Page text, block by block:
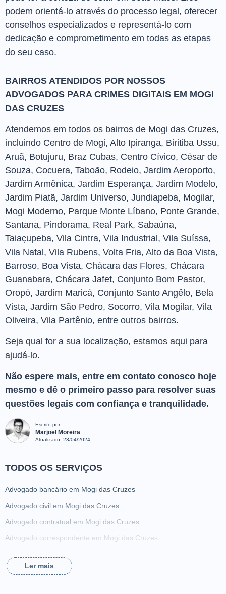
podem orientá-lo através do processo legal, oferecer
conselhos especializados e representá-lo com
dedicação e comprometimento em todas as etapas
do seu caso.
BAIRROS ATENDIDOS POR NOSSOS
ADVOGADOS PARA CRIMES DIGITAIS EM MOGI
DAS CRUZES
Atendemos em todos os bairros de Mogi das Cruzes,
incluindo Centro de Mogi, Alto Ipiranga, Biritiba Ussu,
Aruã, Botujuru, Braz Cubas, Centro Cívico, César de
Souza, Cocuera, Taboão, Rodeio, Jardim Aeroporto,
Jardim Armênica, Jardim Esperança, Jardim Modelo,
Jardim Piatã, Jardim Universo, Jundiapeba, Mogilar,
Mogi Moderno, Parque Monte Líbano, Ponte Grande,
Santana, Pindorama, Real Park, Sabaúna,
Taiaçupeba, Vila Cintra, Vila Industrial, Vila Suíssa,
Vila Natal, Vila Rubens, Volta Fria, Alto da Boa Vista,
Barroso, Boa Vista, Chácara das Flores, Chácara
Guanabara, Chácara Jafet, Conjunto Bom Pastor,
Oropó, Jardim Maricá, Conjunto Santo Angêlo, Bela
Vista, Jardim São Pedro, Socorro, Vila Mogilar, Vila
Oliveira, Vila Partênio, entre outros bairros.
Seja qual for a sua localização, estamos aqui para
ajudá-lo.
Não espere mais, entre em contato conosco hoje
mesmo e dê o primeiro passo para resolver suas
questões legais com confiança e tranquilidade.
Escrito por:
Marjoel Moreira
Atualizado: 23/04/2024
TODOS OS SERVIÇOS
Advogado bancário em Mogi das Cruzes
Advogado civil em Mogi das Cruzes
Advogado contratual em Mogi das Cruzes
Advogado correspondente em Mogi das Cruzes
Advogado da família em Mogi das Cruzes
Ler mais